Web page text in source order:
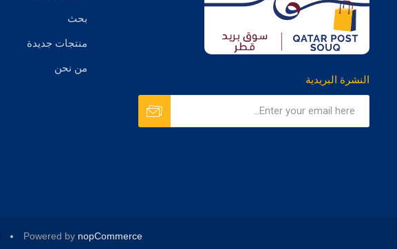
النشرة البريدية
بحث
منتجات جديدة
من نحن
Powered by nopCommerce